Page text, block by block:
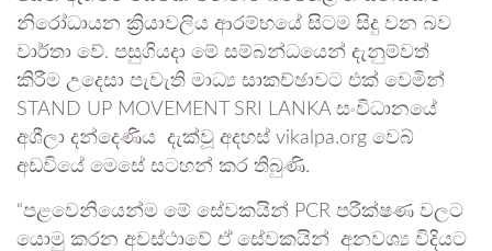
නිරෝධායන ක්‍රියාවලිය ආරම්භයේ සිටම සිදු වන බව
වාර්තා වේ. පසුගියදා මේ සම්බන්ධයෙන් දැනුම්වත්
කිරීම උදෙසා පැවැති මාධ්‍ය සාකච්ඡාවට එක් වෙමින්
STAND UP MOVEMENT SRI LANKA සංවිධානයේ
අශීලා දන්දෙණිය දැක්වූ අදහස් vikalpa.org වෙබ්
අඩවියේ මෙසේ සටහන් කර තිබුණි.
“පළවෙනියෙන්ම මේ සේවකයින් PCR පරීක්ෂණ වලට
යොමු කරන අවස්ථාවේ ඒ සේවකයින් අනවශ්‍ය විදියට